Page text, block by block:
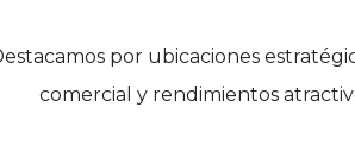
por ubicaciones
comercial y rendimientos